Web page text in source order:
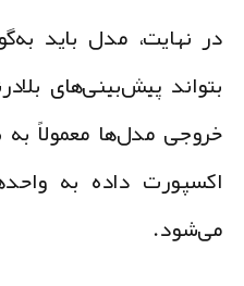
نهایت، مدل باید
پیش‌بینی‌های
مدل‌ها معمولاً به
داده به